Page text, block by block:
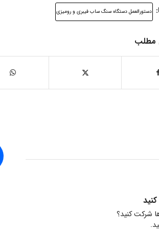
دستورالعمل دستگاه سنگ ساب فیبری و رومیزی
مطلب
شرکت کنید؟